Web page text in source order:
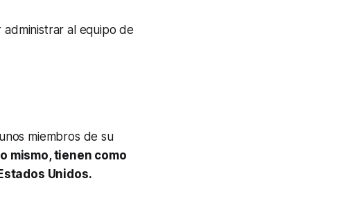
al equipo de
miembros de su
mismo, tienen como
Unidos.